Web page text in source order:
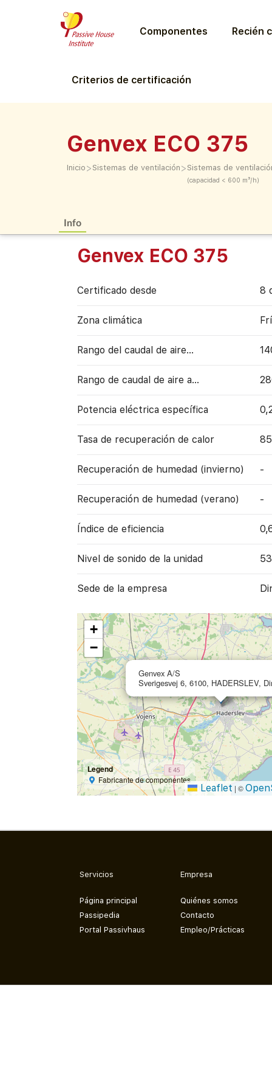
Componentes Recién
Criterios de certificación
Genvex ECO 375
Inicio > Sistemas de ventilación > Sistemas de
(capacidad < 600 m³/h)
Info
Genvex ECO 375
Certificado desde 8
Zona climática
Rango del caudal de aire...
Rango de caudal de aire a…
Potencia eléctrica específica
Tasa de recuperación de calor
Recuperación de humedad (invierno) -
Recuperación de humedad (verano) -
Índice de eficiencia
Nivel de sonido de la unidad
Sede de la empresa
Genvex A/S
Sverigesvej 6, 6100, HADERSLEV,
+
−
Legend
Fabricante de componentes
Leaflet | ©
Servicios
Página principal
Passipedia
Portal Passivhaus
Empresa
Quiénes somos
Contacto
Empleo/Prácticas